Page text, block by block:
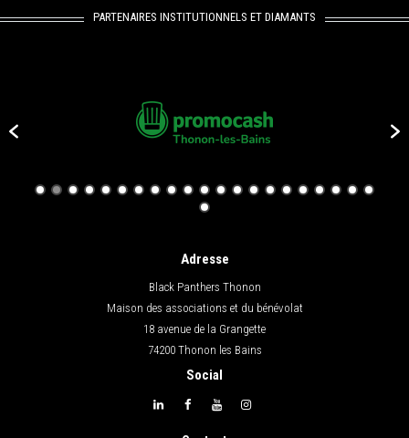
PARTENAIRES INSTITUTIONNELS ET DIAMANTS
Adresse
Black Panthers Thonon
Maison des associations et du bénévolat
18 avenue de la Grangette
74200 Thonon les Bains
Social